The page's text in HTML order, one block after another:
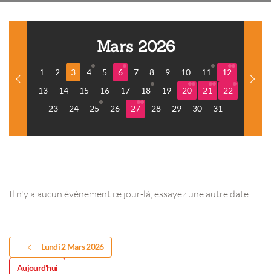
Mars 2026
1 2 3 4 5 6 7 8 9 10 11
12
13
14 15 16 17 18 19 20 21
22
23
24 25 26 27 28 29 30 31
Il n'y a aucun évènement ce jour-là, essayez une autre date !
Lundi 2 Mars 2026
Aujourd'hui